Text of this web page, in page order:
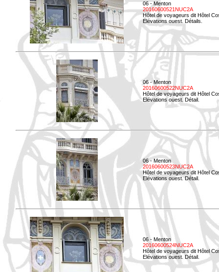
06 - Menton
20160600521NUC2A
Hôtel de voyageurs dit Hôtel
Elévations ouest. Détails.
06 - Menton
20160600522NUC2A
Hôtel de voyageurs dit Hôtel
Elévations ouest. Détail.
06 - Menton
20160600523NUC2A
Hôtel de voyageurs dit Hôtel
Elévations ouest. Détail.
06 - Menton
20160600524NUC2A
Hôtel de voyageurs dit Hôtel
Elévations ouest. Détail.